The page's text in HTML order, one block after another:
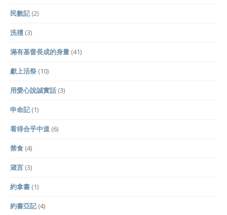
民數記(2)
洗禮 (3)
滿有基督長成的身量 (41)
獻上活祭 (10)
用愛心說誠實話 (3)
申命記(1)
看得合乎中道 (6)
禁食 (4)
箴言 (3)
約拿書 (1)
約書亞記(4)